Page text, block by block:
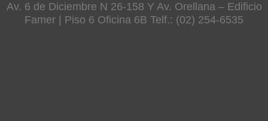
Av. 6 de Diciembre N 26-158 Y Av. Orellana – Edificio
Famer | Piso 6 Oficina 6B Telf.: (02) 254-6535